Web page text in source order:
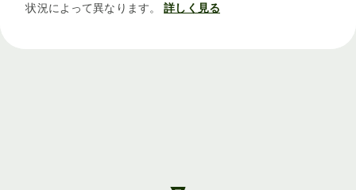
状況によって異なります。
詳しく見る